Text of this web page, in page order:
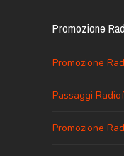
Promozione
Promozione
Passaggi
Promozione